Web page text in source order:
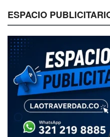
ESPACIO